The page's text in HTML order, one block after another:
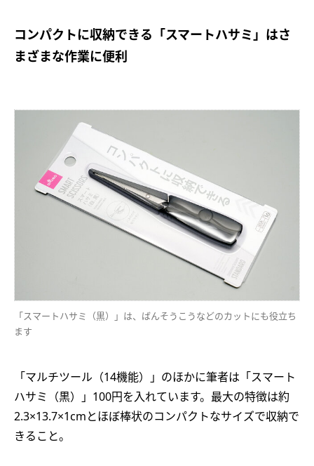
コンパクトに収納できる「スマートハサミ」はさ
まざまな作業に便利
「スマートハサミ（黒）」は、ばんそうこうなどのカットにも役立ち
ます
「マルチツール（14機能）」のほかに筆者は「スマート
ハサミ（黒）」100円を入れています。最大の特徴は約
2.3×13.7×1cmとほぼ棒状のコンパクトなサイズで収納で
きること。